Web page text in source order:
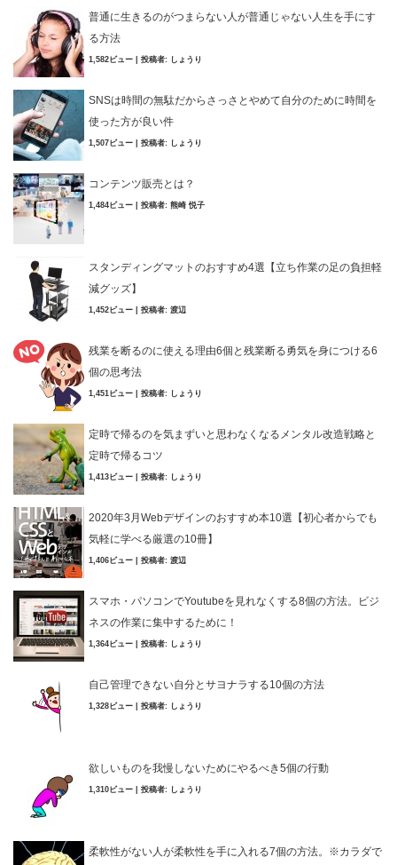
普通に生きるのがつまらない人が普通じゃない人生を手にす
る方法
1,582ビュー 投稿者: しょうり
SNSは時間の無駄だからさっさとやめて自分のために時間を
使った方が良い件
1,507ビュー 投稿者: しょうり
コンテンツ販売とは？
1,484ビュー 投稿者: 熊崎 悦子
スタンディングマットのおすすめ4選【立ち作業の足の負担軽
減グッズ】
1,452ビュー 投稿者: 渡辺
残業を断るのに使える理由6個と残業断る勇気を身につける6
個の思考法
1,451ビュー 投稿者: しょうり
定時で帰るのを気まずいと思わなくなるメンタル改造戦略と
定時で帰るコツ
1,413ビュー 投稿者: しょうり
2020年3月Webデザインのおすすめ本10選【初心者からでも
気軽に学べる厳選の10冊】
1,406ビュー 投稿者: 渡辺
スマホ・パソコンでYoutubeを見れなくする8個の方法。ビジ
ネスの作業に集中するために！
1,364ビュー 投稿者: しょうり
自己管理できない自分とサヨナラする10個の方法
1,328ビュー 投稿者: しょうり
欲しいものを我慢しないためにやるべき5個の行動
1,310ビュー 投稿者: しょうり
柔軟性がない人が柔軟性を手に入れる7個の方法。※カラダで